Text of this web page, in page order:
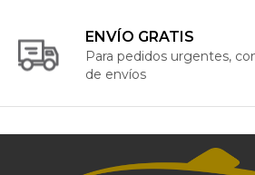
ENVÍO GRATIS
Para pedidos urgentes,
de envíos